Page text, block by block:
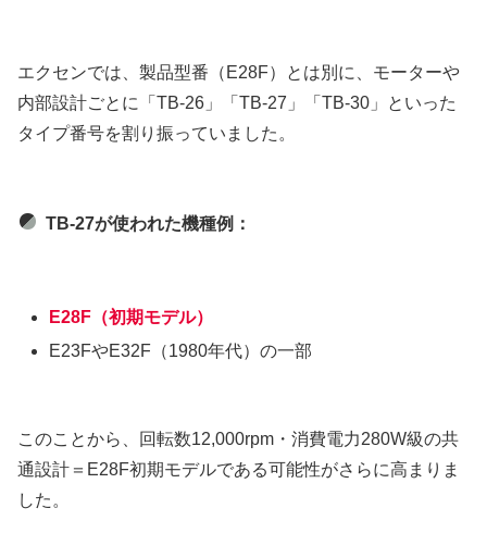
エクセンでは、製品型番（E28F）とは別に、モーターや
内部設計ごとに「TB-26」「TB-27」「TB-30」といった
タイプ番号を割り振っていました。
TB-27が使われた機種例：
E28F（初期モデル）
E23FやE32F（1980年代）の一部
このことから、回転数12,000rpm・消費電力280W級の共
通設計＝E28F初期モデルである可能性がさらに高まりま
した。